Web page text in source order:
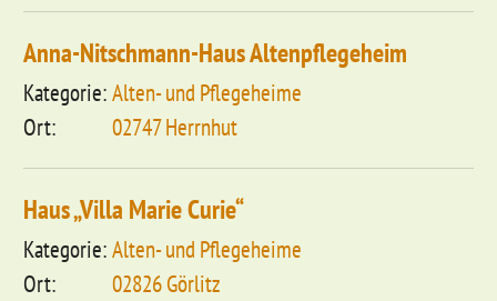
Anna-Nitschmann-Haus Altenpflegeheim
Alten- und Pflegeheime
02747 Herrnhut
Haus „Villa Marie Curie“
Alten- und Pflegeheime
02826 Görlitz